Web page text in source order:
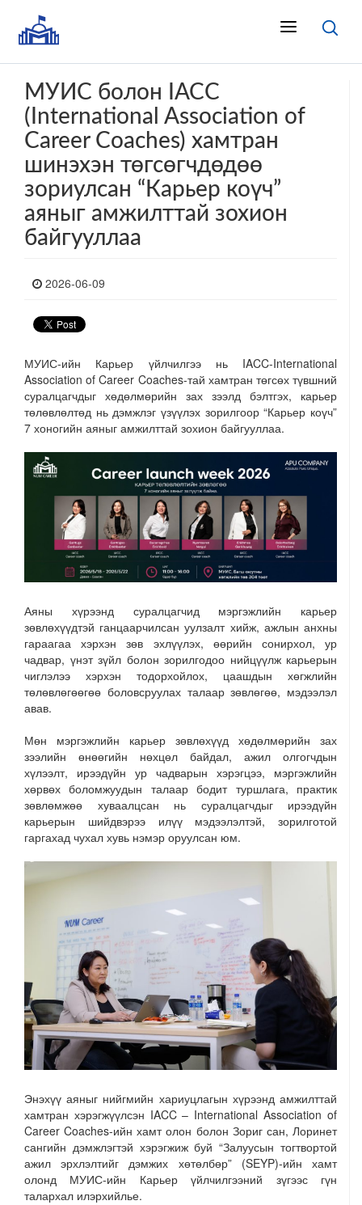
МУИС болон IACC
(International Association of
Career Coaches) хамтран
шинэхэн төгсөгчдөдөө
зориулсан “Карьер коүч”
аяныг амжилттай зохион
байгууллаа
2026-06-09
МУИС-ийн Карьер үйлчилгээ нь IACC-International
Association of Career Coaches-тай хамтран төгсөх түвшний
суралцагчдыг хөдөлмөрийн зах зээлд бэлтгэх, карьер
төлөвлөлтөд нь дэмжлэг үзүүлэх зорилгоор “Карьер коүч”
7 хоногийн аяныг амжилттай зохион байгууллаа.
Аяны хүрээнд суралцагчид мэргэжлийн карьер
зөвлөхүүдтэй ганцаарчилсан уулзалт хийж, ажлын анхны
гараагаа хэрхэн зөв эхлүүлэх, өөрийн сонирхол, ур
чадвар, үнэт зүйл болон зорилгодоо нийцүүлж карьерын
чиглэлээ хэрхэн тодорхойлох, цаашдын хөгжлийн
төлөвлөгөөгөө боловсруулах талаар зөвлөгөө, мэдээлэл
авав.
Мөн мэргэжлийн карьер зөвлөхүүд хөдөлмөрийн зах
зээлийн өнөөгийн нөхцөл байдал, ажил олгогчдын
хүлээлт, ирээдүйн ур чадварын хэрэгцээ, мэргэжлийн
хөрвөх боломжуудын талаар бодит туршлага, практик
зөвлөмжөө хуваалцсан нь суралцагчдыг ирээдүйн
карьерын шийдвэрээ илүү мэдээлэлтэй, зорилготой
гаргахад чухал хувь нэмэр оруулсан юм.
Энэхүү аяныг нийгмийн хариуцлагын хүрээнд амжилттай
хамтран хэрэгжүүлсэн IACC – International Association of
Career Coaches-ийн хамт олон болон Зориг сан, Лоринет
сангийн дэмжлэгтэй хэрэгжиж буй “Залуусын тогтвортой
ажил эрхлэлтийг дэмжих хөтөлбөр” (SEYP)-ийн хамт
олонд МУИС-ийн Карьер үйлчилгээний зүгээс гүн
талархал илэрхийлье.